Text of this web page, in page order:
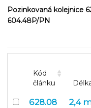
Pozinkovaná kolejnice
604.48P/PN
Kód
článku
628.08 2,4